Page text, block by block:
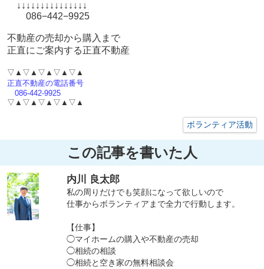
↓↓↓↓↓↓↓↓↓↓↓↓↓↓↓
086−442−9925
不動産の売却から購入まで
正直にご案内する正直不動産
▽▲▽▲▽▲▽▲▽▲
正直不動産の電話番号
086-442-9925
▽▲▽▲▽▲▽▲▽▲
ボランティア活動
この記事を書いた人
内川 良太郎
私の周りだけでも笑顔になって欲しいので
仕事からボランティアまで全力で行動します。
【仕事】
◯マイホームの購入や不動産の売却
◯相続の相談
◯相続と空き家の無料相談会